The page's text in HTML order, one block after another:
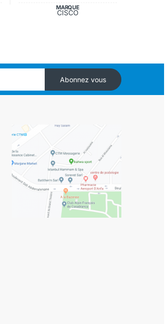
MARQUE
CISCO
Abonnez vous